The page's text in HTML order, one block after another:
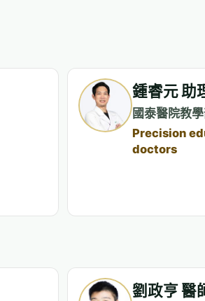
鍾睿元 助
國泰醫院教
Precision
doctors
劉政亨 醫